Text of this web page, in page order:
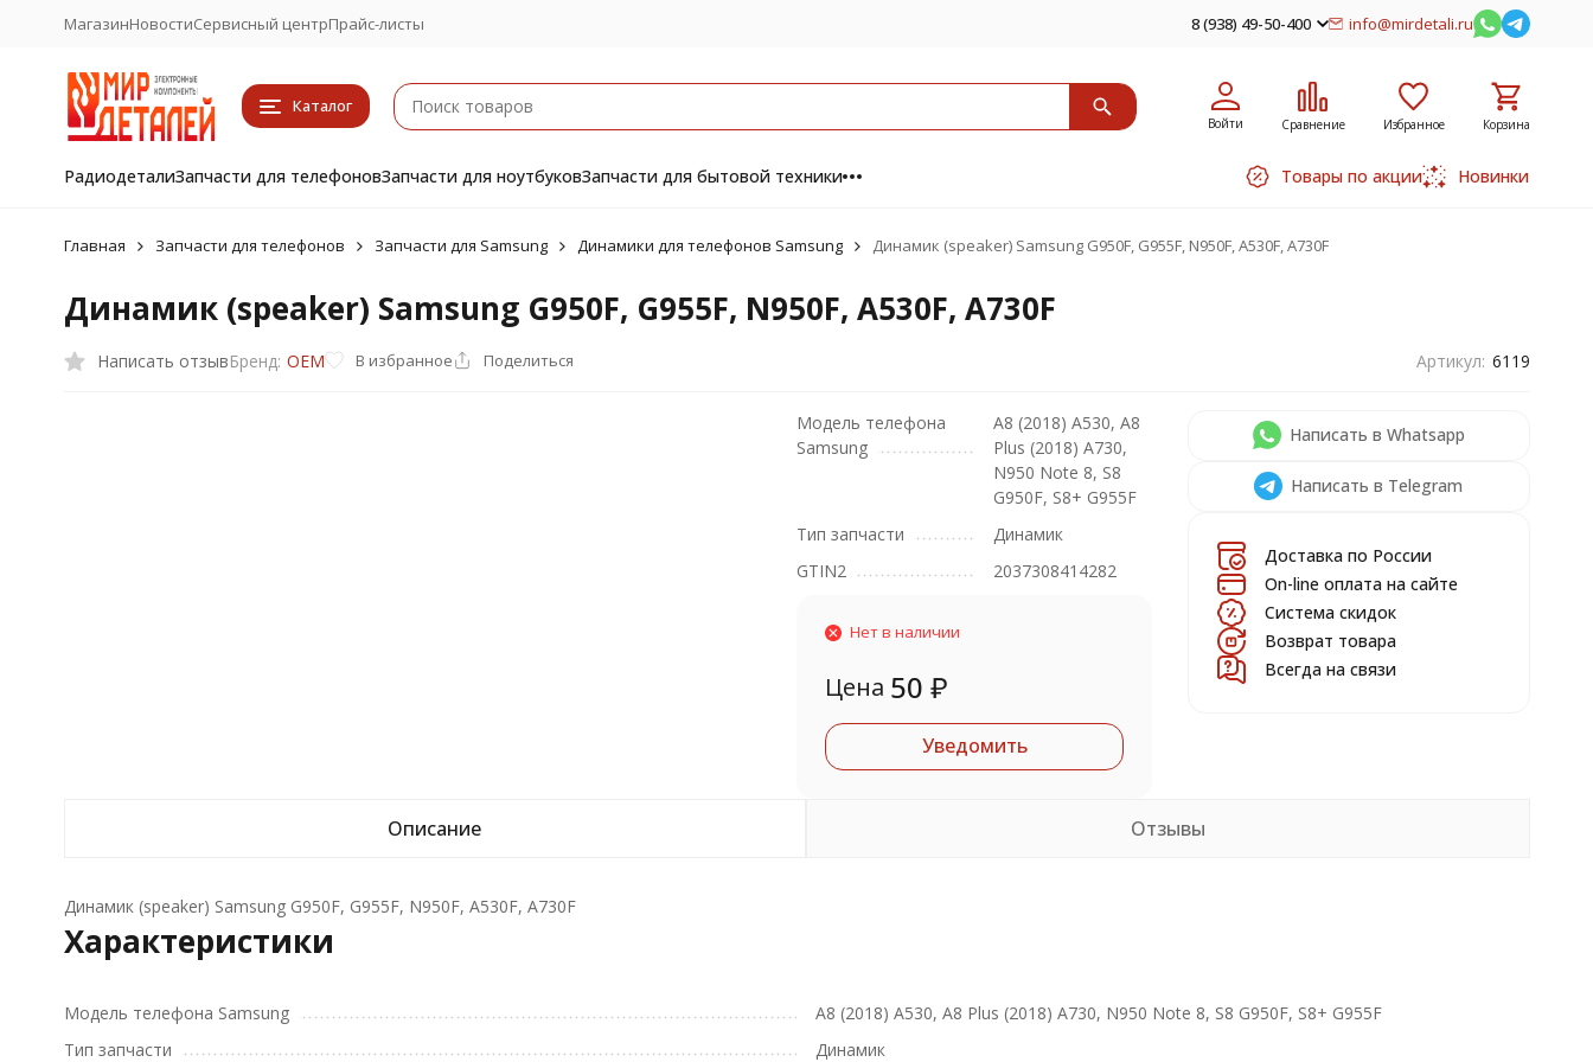
МагазинНовостиСервисный центрПрайс-листы 8 (938) 49-50-400 info@mirdetali.ru
Каталог
Войти Сравнение Избранное Корзина
РадиодеталиЗапчасти для телефоновЗапчасти для ноутбуковЗапчасти для бытовой техники Товары по акции Новинки
Главная Запчасти для телефонов Запчасти для Samsung Динамики для телефонов Samsung Динамик (speaker) Samsung G950F, G955F, N950F, A530F, A730F
Динамик (speaker) Samsung G950F, G955F, N950F, A530F, A730F
Написать отзывБренд: OEM В избранное Поделиться Артикул: 6119
Модель телефона
Samsung
A8 (2018) A530, A8
Plus (2018) A730,
N950 Note 8, S8
G950F, S8+ G955F
Тип запчасти
Динамик
GTIN2
2037308414282
Нет в наличии
Цена 50 ₽
Уведомить
Написать в Whatsapp
Написать в Telegram
Доставка по России
On-line оплата на сайте
Система скидок
Возврат товара
Всегда на связи
Описание Отзывы
Динамик (speaker) Samsung G950F, G955F, N950F, A530F, A730F
Характеристики
Модель телефона Samsung
A8 (2018) A530, A8 Plus (2018) A730, N950 Note 8, S8 G950F, S8+ G955F
Тип запчасти
Динамик